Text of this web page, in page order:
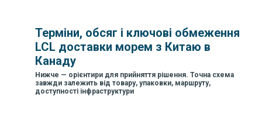
Терміни, обсяг і ключові обмеження
LCL доставки морем з Китаю в
Канаду
Нижче — орієнтири для прийняття рішення. Точна схема
завжди залежить від товару, упаковки, маршруту,
доступності інфраструктури